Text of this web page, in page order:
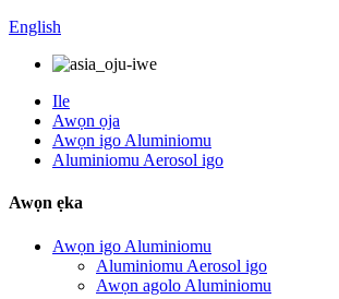
English
Ile
Awọn ọja
Awọn igo Aluminiomu
Aluminiomu Aerosol igo
Awọn ẹka
Awọn igo Aluminiomu
Aluminiomu Aerosol igo
Awọn agolo Aluminiomu